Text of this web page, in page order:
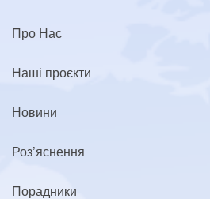
Про Нас
Наші проєкти
Новини
Роз’яснення
Порадники